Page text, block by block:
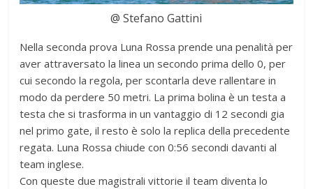
@ Stefano Gattini
Nella seconda prova Luna Rossa prende una penalità per
aver attraversato la linea un secondo prima dello 0, per
cui secondo la regola, per scontarla deve rallentare in
modo da perdere 50 metri. La prima bolina è un testa a
testa che si trasforma in un vantaggio di 12 secondi gia
nel primo gate, il resto è solo la replica della precedente
regata. Luna Rossa chiude con 0:56 secondi davanti al
team inglese.
Con queste due magistrali vittorie il team diventa lo